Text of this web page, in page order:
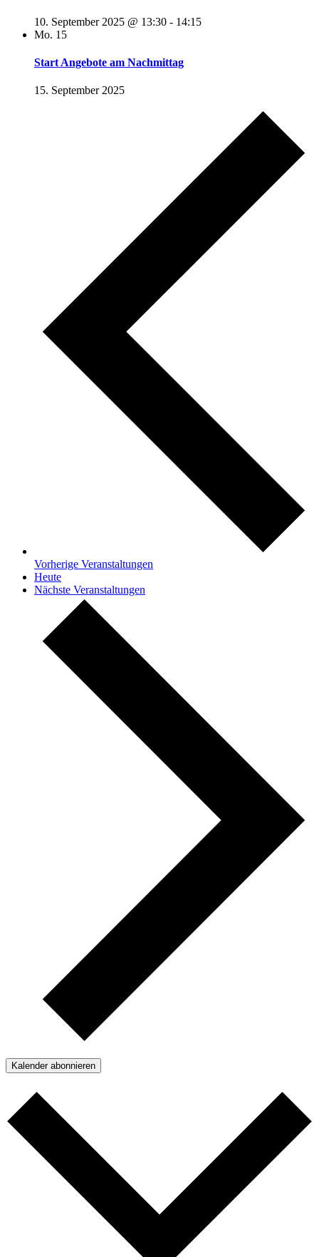
10. September 2025 @ 13:30 - 14:15
Mo. 15
Start Angebote am Nachmittag
15. September 2025
Vorherige Veranstaltungen
Heute
Nächste Veranstaltungen
Kalender abonnieren